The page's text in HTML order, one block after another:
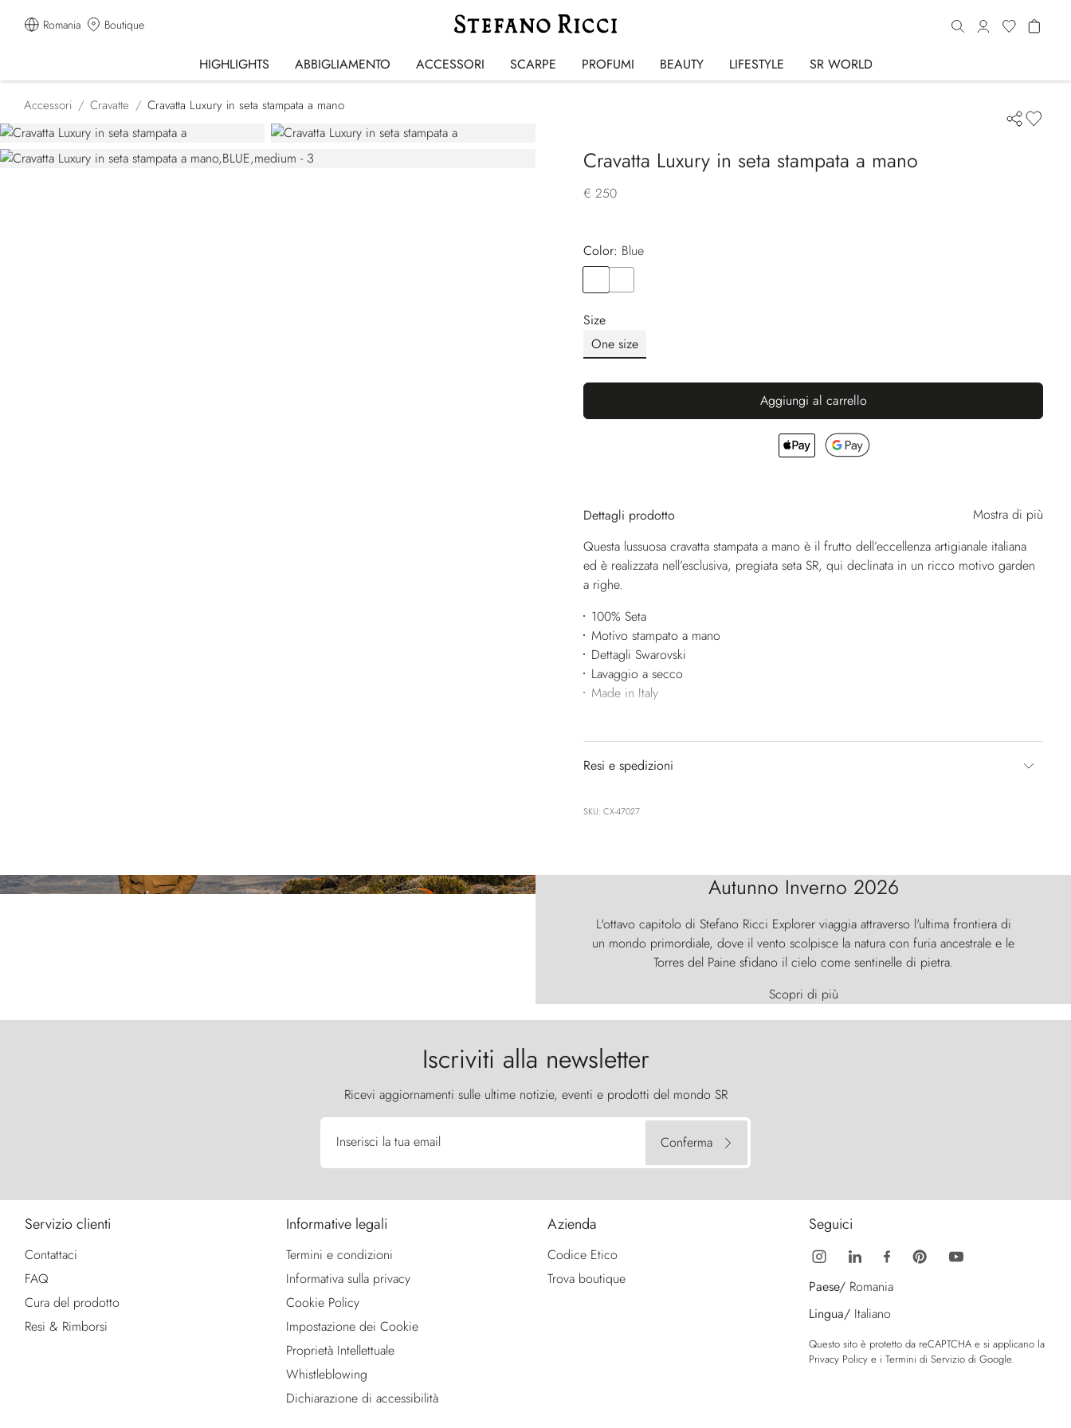
Romania Boutique
HIGHLIGHTS ABBIGLIAMENTO ACCESSORI SCARPE PROFUMI BEAUTY LIFESTYLE SR WORLD
Accessori Cravatte Cravatta Luxury in seta stampata a mano
Cravatta Luxury in seta stampata a mano
€ 250
Color:
blue
Size
One size
Aggiungi al carrello
Dettagli prodotto
Mostra di più
Questa lussuosa cravatta stampata a mano è il frutto dell’eccellenza artigianale italiana
ed è realizzata nell’esclusiva, pregiata seta SR, qui declinata in un ricco motivo garden
a righe.
100% Seta
Motivo stampato a mano
Dettagli Swarovski
Lavaggio a secco
Made in Italy
Resi e spedizioni
SKU: CX-47027
Autunno Inverno 2026
L'ottavo capitolo di Stefano Ricci Explorer viaggia attraverso l'ultima frontiera di
un mondo primordiale, dove il vento scolpisce la natura con furia ancestrale e le
Torres del Paine sfidano il cielo come sentinelle di pietra.
Scopri di più
Iscriviti alla newsletter
Ricevi aggiornamenti sulle ultime notizie, eventi e prodotti del mondo SR
Inserisci la tua email Conferma
Servizio clienti
Contattaci
FAQ
Cura del prodotto
Resi & Rimborsi
Informative legali
Termini e condizioni
Informativa sulla privacy
Cookie Policy
Impostazione dei Cookie
Proprietà Intellettuale
Whistleblowing
Dichiarazione di accessibilità
Azienda
Codice Etico
Trova boutique
Seguici
Paese/ Romania
Lingua/ Italiano
Questo sito è protetto da reCAPTCHA e si applicano la
Privacy Policy e i Termini di Servizio di Google.